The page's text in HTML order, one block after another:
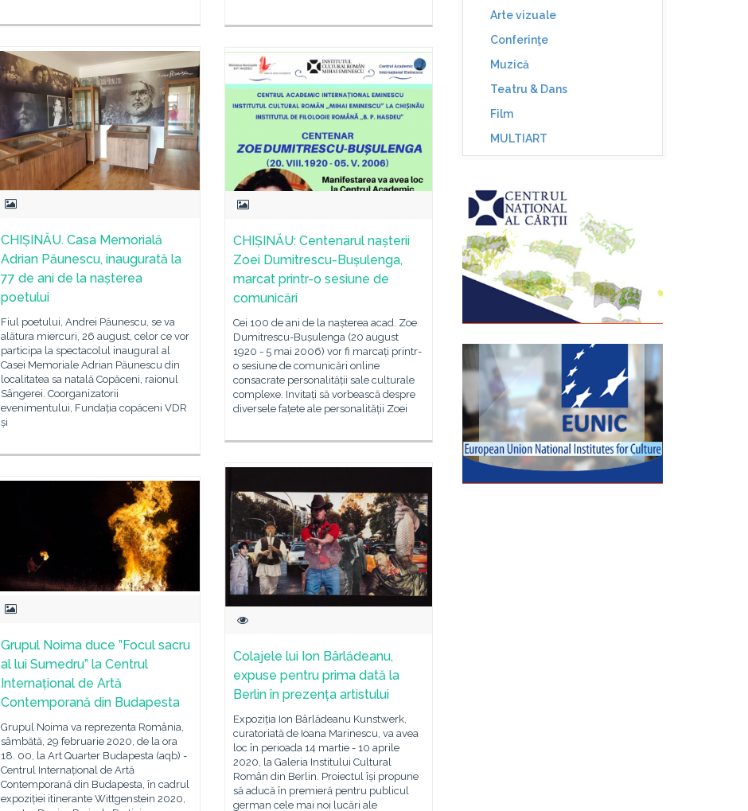
CHIȘINĂU. Casa Memorială
Adrian Păunescu, inaugurată la
77 de ani de la nașterea
poetului
Fiul poetului, Andrei Păunescu, se va
alătura miercuri, 26 august, celor ce vor
participa la spectacolul inaugural al
Casei Memoriale Adrian Păunescu din
localitatea sa natală Copăceni, raionul
Sângerei. Coorganizatorii
evenimentului, Fundația copăceni VDR
și
CHIȘINĂU: Centenarul nașterii
Zoei Dumitrescu-Bușulenga,
marcat printr-o sesiune de
comunicări
Cei 100 de ani de la nașterea acad. Zoe
Dumitrescu-Bușulenga (20 august
1920 - 5 mai 2006) vor fi marcați printr-
o sesiune de comunicări online
consacrate personalității sale culturale
complexe. Invitați să vorbească despre
diversele fațete ale personalității Zoei
Colajele lui Ion Bârlădeanu,
expuse pentru prima dată la
Berlin în prezența artistului
Expoziția Ion Bârlădeanu Kunstwerk,
curatoriată de Ioana Marinescu, va avea
loc în perioada 14 martie - 10 aprile
2020, la Galeria Institului Cultural
Român din Berlin. Proiectul își propune
să aducă în premieră pentru publicul
german cele mai noi lucări ale
Grupul Noima duce ”Focul sacru
al lui Sumedru” la Centrul
Internațional de Artă
Contemporană din Budapesta
Grupul Noima va reprezenta România,
sâmbătă, 29 februarie 2020, de la ora
18. 00, la Art Quarter Budapesta (aqb) -
Centrul Internațional de Artă
Contemporană din Budapesta, în cadrul
expoziției itinerante Wittgenstein 2020,
Arte vizuale
Conferinţe
Muzică
Teatru & Dans
Film
MULTIART